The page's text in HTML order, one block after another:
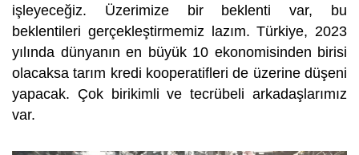
işleyeceğiz. Üzerimize bir beklenti var, bu
beklentileri gerçekleştirmemiz lazım. Türkiye, 2023
yılında dünyanın en büyük 10 ekonomisinden birisi
olacaksa tarım kredi kooperatifleri de üzerine düşeni
yapacak. Çok birikimli ve tecrübeli arkadaşlarımız
var.